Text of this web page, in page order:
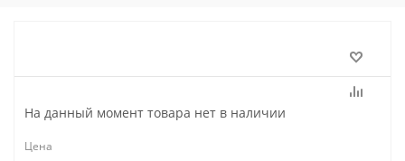
На данный момент товара нет в наличии
Цена